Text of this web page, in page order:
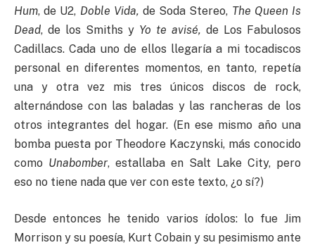
Hum, de U2, Doble Vida,de Soda Stereo, The Queen Is
Dead, de los Smiths y Yo te avisé, de Los Fabulosos
Cadillacs. Cada uno de ellos llegaría a mi tocadiscos
personal en diferentes momentos, en tanto, repetía
una y otra vez mis tres únicos discos de rock,
alternándose con las baladas y las rancheras de los
otros integrantes del hogar. (En ese mismo año una
bomba puesta por Theodore Kaczynski, más conocido
como Unabomber, estallaba en Salt Lake City, pero
eso no tiene nada que ver con este texto, ¿o sí?)
Desde entonces he tenido varios ídolos: lo fue Jim
Morrison y su poesía, Kurt Cobain y su pesimismo ante